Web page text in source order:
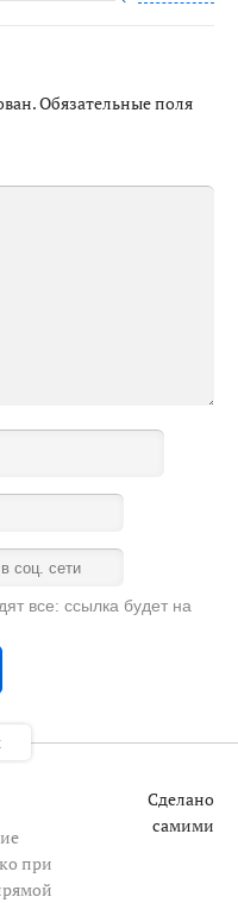
Обязательные поля
все: ссылка будет на
при
Сделано
самими